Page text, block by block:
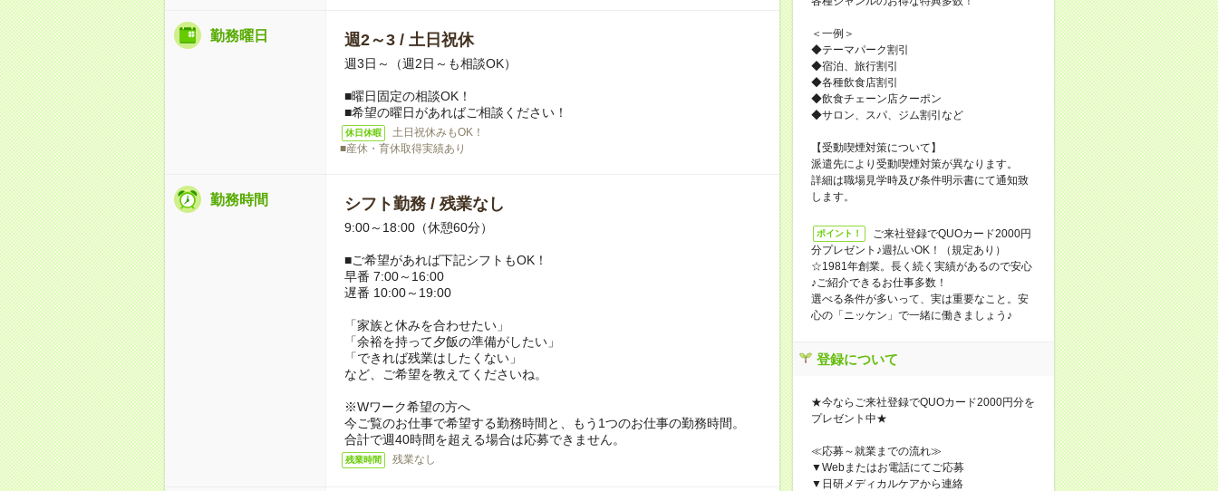
勤務曜日 週2～3 / 土日祝休
週3日～（週2日～も相談OK）
■曜日固定の相談OK！
■希望の曜日があればご相談ください！
休日休暇
土日祝休みもOK！
■産休・育休取得実績あり
勤務時間 シフト勤務 / 残業なし
9:00～18:00（休憩60分）
■ご希望があれば下記シフトもOK！
早番 7:00～16:00
遅番 10:00～19:00
「家族と休みを合わせたい」
「余裕を持って夕飯の準備がしたい」
「できれば残業はしたくない」
など、ご希望を教えてくださいね。
※Wワーク希望の方へ
今ご覧のお仕事で希望する勤務時間と、もう1つのお仕事の勤務時間。
合計で週40時間を超える場合は応募できません。
残業時間 残業なし
＜一例＞
◆テーマパーク割引
◆宿泊、旅行割引
◆各種飲食店割引
◆飲食チェーン店クーポン
◆サロン、スパ、ジム割引など
【受動喫煙対策について】
派遣先により受動喫煙対策が異なります。
詳細は職場見学時及び条件明示書にて通知致
します。
ポイント！
ご来社登録でQUOカード2000円
分プレゼント♪週払いOK！（規定あり）
☆1981年創業。長く続く実績があるので安心
♪ご紹介できるお仕事多数！
選べる条件が多いって、実は重要なこと。安
心の「ニッケン」で一緒に働きましょう♪
登録について
★今ならご来社登録でQUOカード2000円分を
プレゼント中★
≪応募～就業までの流れ≫
▼Webまたはお電話にてご応募
▼日研メディカルケアから連絡